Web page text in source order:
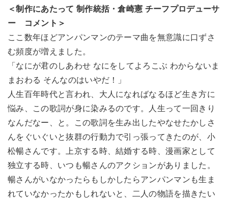
＜制作にあたって 制作統括・倉崎憲 チーフプロデューサ
ー コメント＞
ここ数年ほどアンパンマンのテーマ曲を無意識に口ずさ
む頻度が増えました。
「なにが君のしあわせ なにをしてよろこぶ わからないま
まおわる そんなのはいやだ！」
人生百年時代と言われ、大人になればなるほど生き方に
悩み、この歌詞が身に染みるのです。人生って一回きり
なんだなー、と。この歌詞を生み出したやなせたかしさ
んをぐいぐいと抜群の行動力で引っ張ってきたのが、小
松暢さんです。上京する時、結婚する時、漫画家として
独立する時、いつも暢さんのアクションがありました。
暢さんがいなかったらもしかしたらアンパンマンも生ま
れていなかったかもしれないと、二人の物語を描きたい